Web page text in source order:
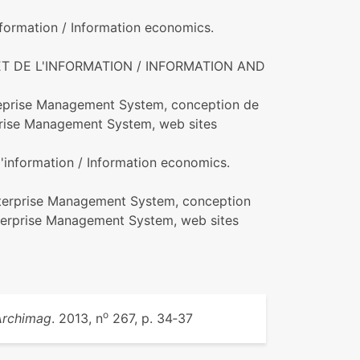
/ Information economics.
L'INFORMATION / INFORMATION AND
Management System, conception de
Management System, web sites
/ Information economics.
Management System, conception
Management System, web sites
. 2013, no 267, p. 34‑37